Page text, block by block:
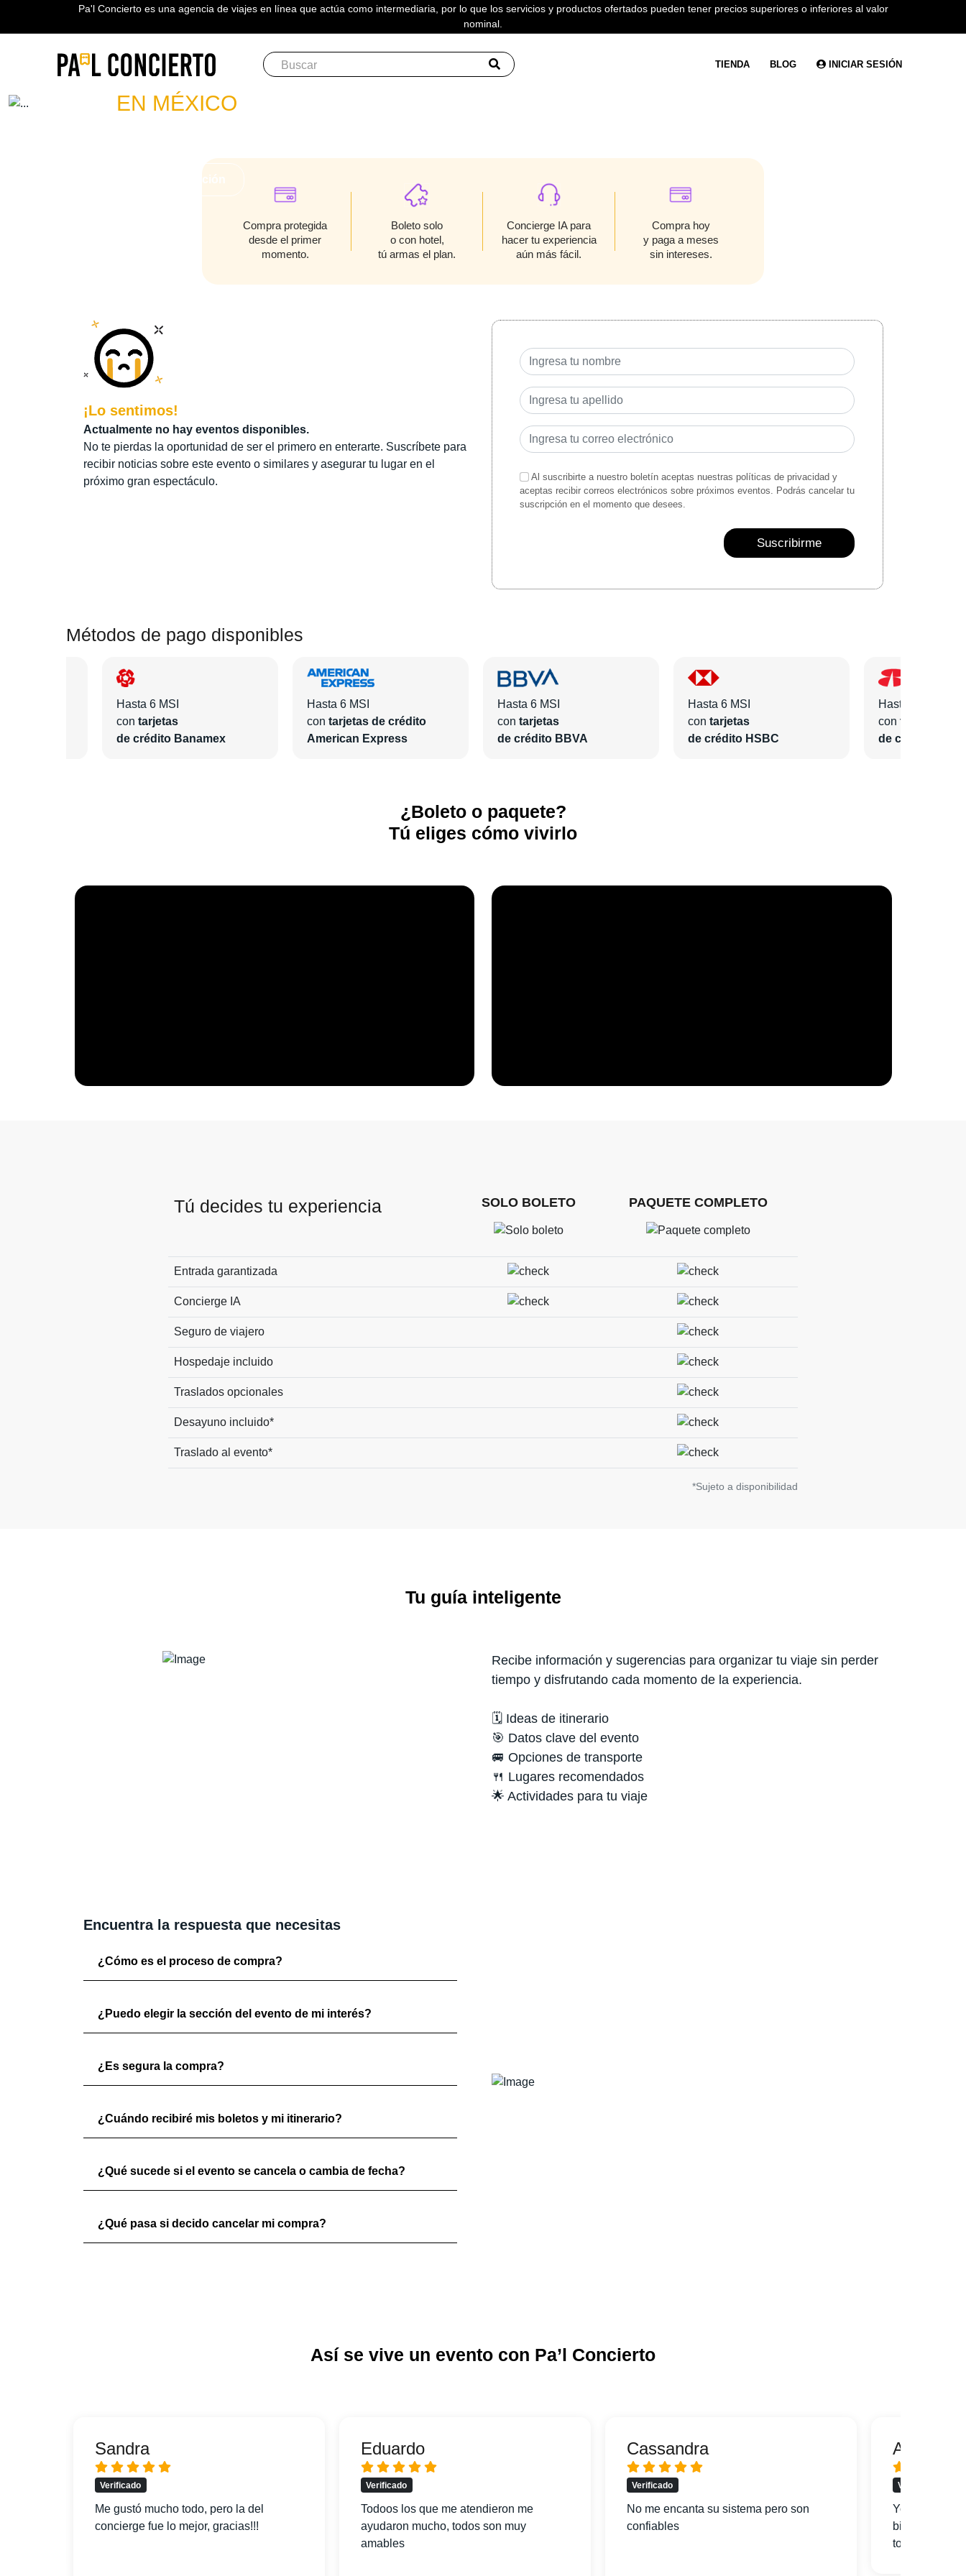
Pa'l Concierto es una agencia de viajes en línea que actúa como intermediaria, por lo que los servicios y productos ofertados pueden tener precios superiores o inferiores al valor
nominal.
TIENDA BLOG INICIAR SESIÓN
BUENA VISTA ALL STARS
EN MÉXICO
Compra protegida
desde el primer
momento.
Boleto solo
o con hotel,
tú armas el plan.
Concierge IA para
hacer tu experiencia
aún más fácil.
Compra hoy
y paga a meses
sin intereses.
¡Lo sentimos!
Actualmente no hay eventos disponibles.
No te pierdas la oportunidad de ser el primero en enterarte. Suscríbete para
recibir noticias sobre este evento o similares y asegurar tu lugar en el
próximo gran espectáculo.
Al suscribirte a nuestro boletín aceptas nuestras políticas de privacidad y
aceptas recibir correos electrónicos sobre próximos eventos. Podrás cancelar tu
suscripción en el momento que desees.
Suscribirme
Métodos de pago disponibles
Hasta 6 MSI
con tarjetas
de crédito Banamex
Hasta 6 MSI
con tarjetas de crédito
American Express
Hasta 6 MSI
con tarjetas
de crédito BBVA
Hasta 6 MSI
con tarjetas
de crédito HSBC
Hasta 6 MSI
con tarjetas
de crédito
¿Boleto o paquete?
Tú eliges cómo vivirlo
Tú decides tu experiencia SOLO BOLETO PAQUETE COMPLETO
Entrada garantizada
Concierge IA
Seguro de viajero
Hospedaje incluido
Traslados opcionales
Desayuno incluido*
Traslado al evento*
*Sujeto a disponibilidad
Tu guía inteligente
Recibe información y sugerencias para organizar tu viaje sin perder
tiempo y disfrutando cada momento de la experiencia.
🗓️ Ideas de itinerario
🎯 Datos clave del evento
🚐 Opciones de transporte
🍴 Lugares recomendados
🌟 Actividades para tu viaje
Encuentra la respuesta que necesitas
¿Cómo es el proceso de compra?
¿Puedo elegir la sección del evento de mi interés?
¿Es segura la compra?
¿Cuándo recibiré mis boletos y mi itinerario?
¿Qué sucede si el evento se cancela o cambia de fecha?
¿Qué pasa si decido cancelar mi compra?
Así se vive un evento con Pa’l Concierto
Sandra
Verificado
Me gustó mucho todo, pero la del
concierge fue lo mejor, gracias!!!
Eduardo
Verificado
Todoos los que me atendieron me
ayudaron mucho, todos son muy
amables
Cassandra
Verificado
No me encanta su sistema pero son
confiables
Alfredo
Verificado
Yo soy de
bien la
todo y mi